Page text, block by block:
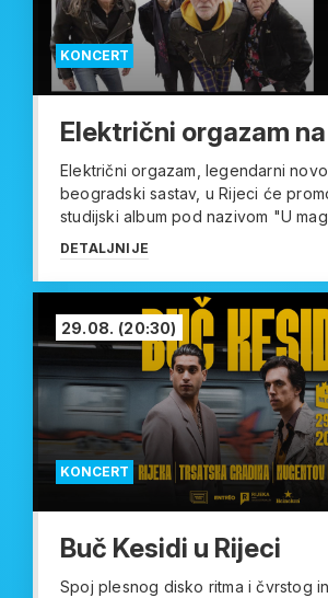
KONCERT
Električni orgazam
Električni orgazam, legendarni
beogradski sastav, u Rijeci će
studijski album pod nazivom "U
DETALJNIJE
KONCERT
29.08. (20:30)
Buč Kesidi u Rijeci
Spoj plesnog disko ritma i čvrstog